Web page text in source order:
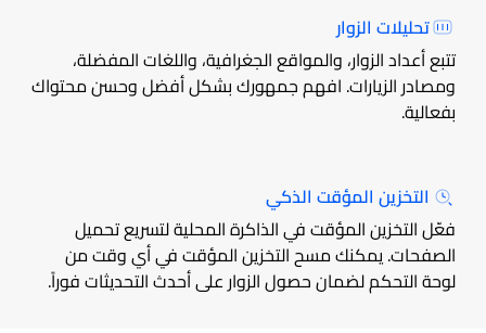
تحليلات الزوار
تتبع أعداد الزوار، والمواقع الجغرافية، واللغات المفضلة،
ومصادر الزيارات. افهم جمهورك بشكل أفضل وحسن محتواك
بفعالية.
التخزين المؤقت الذكي
فعّل التخزين المؤقت في الذاكرة المحلية لتسريع تحميل
الصفحات. يمكنك مسح التخزين المؤقت في أي وقت من
لوحة التحكم لضمان حصول الزوار على أحدث التحديثات فوراً.